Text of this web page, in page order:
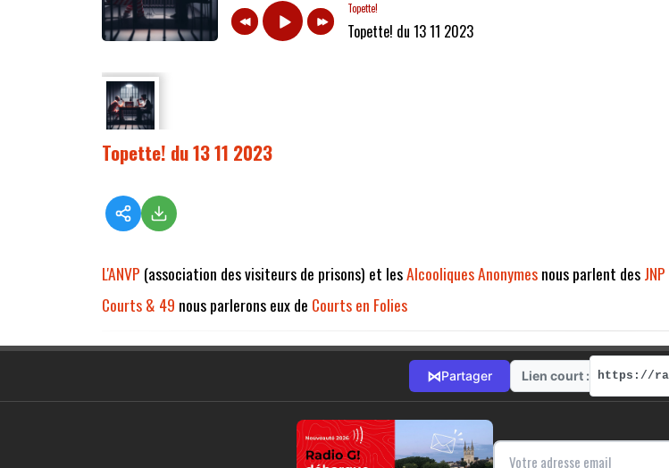
Topette!
Topette! du 13 11 2023
Topette! du 13 11 2023
L'ANVP (association des visiteurs de prisons) et lesAlcooliques Anonymesnous parlent desJNP
Courts & 49 nous parlerons eux de Courts en Folies
⋈Partager Lien court :